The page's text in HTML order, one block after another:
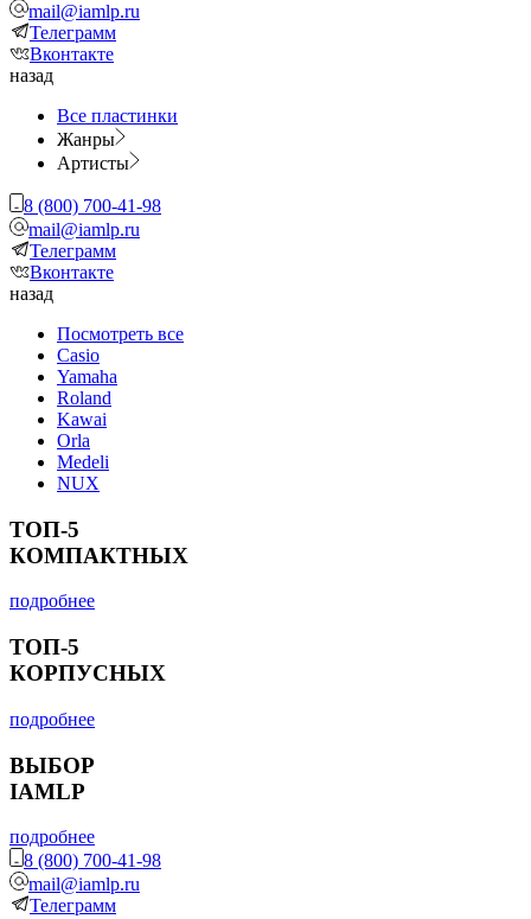
mail@iamlp.ru
Телеграмм
Вконтакте
назад
Все пластинки
Жанры
Артисты
8 (800) 700-41-98
mail@iamlp.ru
Телеграмм
Вконтакте
назад
Посмотреть все
Casio
Yamaha
Roland
Kawai
Orla
Medeli
NUX
ТОП-5
КОМПАКТНЫХ
подробнее
ТОП-5
КОРПУСНЫХ
подробнее
ВЫБОР
IAMLP
подробнее
8 (800) 700-41-98
mail@iamlp.ru
Телеграмм